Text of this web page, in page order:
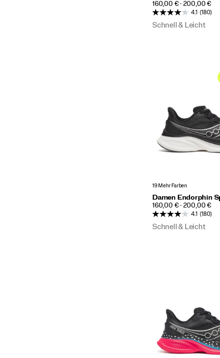
PRICE
160,00 € - 200,00 €
4.1 (180)
Schnell & Leicht
19 Mehr Farben
Damen Endorphin
PRICE
160,00 € - 200,00 €
4.1 (180)
Schnell & Leicht